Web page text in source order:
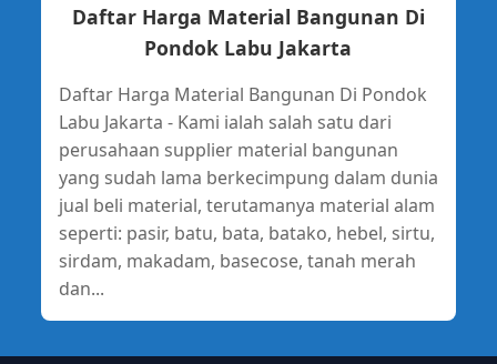
Daftar Harga Material Bangunan Di
Pondok Labu Jakarta
Daftar Harga Material Bangunan Di Pondok
Labu Jakarta - Kami ialah salah satu dari
perusahaan supplier material bangunan
yang sudah lama berkecimpung dalam dunia
jual beli material, terutamanya material alam
seperti: pasir, batu, bata, batako, hebel, sirtu,
sirdam, makadam, basecose, tanah merah
dan...